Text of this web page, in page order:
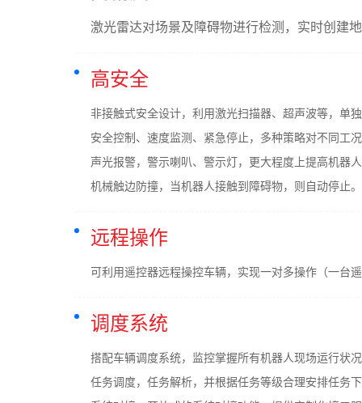
激光雷达对场景及障碍物进行检测，实时创建
高安全
非接触式安全设计，利用激光扫描器、超声波等，单
安全控制、速度监测、紧急停止，多种策略对不同工
声光报警，警示喇叭、警示灯，更大程度上提高机器
机械触边防撞，当机器人接触到障碍物，则自动停止。
远程操作
可利用遥控器远程操控车辆，实现一对多操作（一台
调度系统
搭配车辆调度系统，监控掌握所有机器人现场运行状
任务调度，任务解析，并根据任务等级合理安排任务